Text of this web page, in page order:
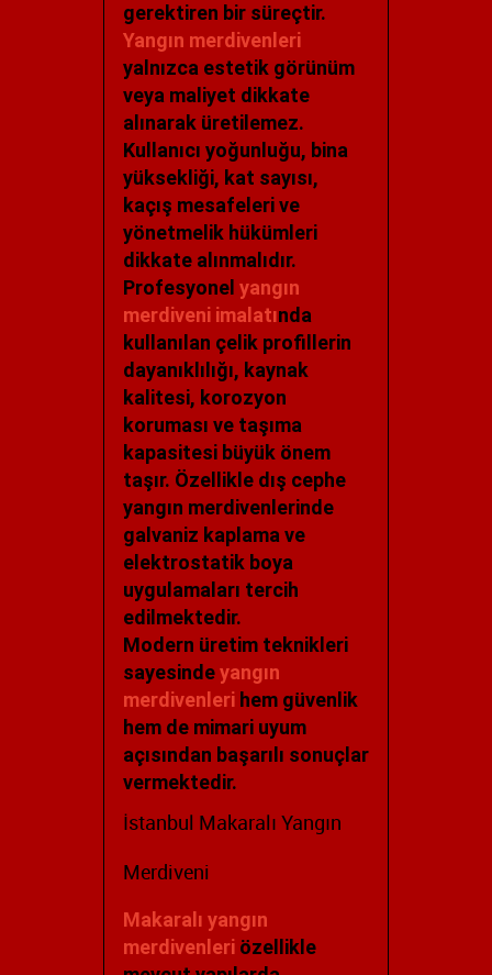
gerektiren bir süreçtir.
Yangın merdivenleri
yalnızca estetik görünüm
veya maliyet dikkate
alınarak üretilemez.
Kullanıcı yoğunluğu, bina
yüksekliği, kat sayısı,
kaçış mesafeleri ve
yönetmelik hükümleri
dikkate alınmalıdır.
Profesyonel yangın
merdiveni imalatında
kullanılan çelik profillerin
dayanıklılığı, kaynak
kalitesi, korozyon
koruması ve taşıma
kapasitesi büyük önem
taşır. Özellikle dış cephe
yangın merdivenlerinde
galvaniz kaplama ve
elektrostatik boya
uygulamaları tercih
edilmektedir.
Modern üretim teknikleri
sayesindeyangın
merdivenleri hem güvenlik
hem de mimari uyum
açısından başarılı sonuçlar
vermektedir.
İstanbul Makaralı Yangın
Merdiveni
Makaralı yangın
merdivenleri özellikle